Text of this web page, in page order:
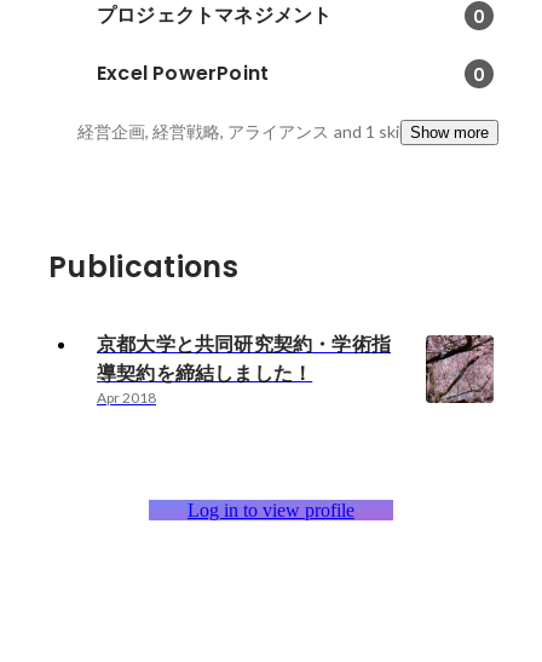
プロジェクトマネジメント 0
Excel PowerPoint 0
経営企画, 経営戦略, アライアンス and 1 skillsShow more
Publications
京都大学と共同研究契約・学術指
導契約を締結しました！
Apr 2018
Log in to view profile